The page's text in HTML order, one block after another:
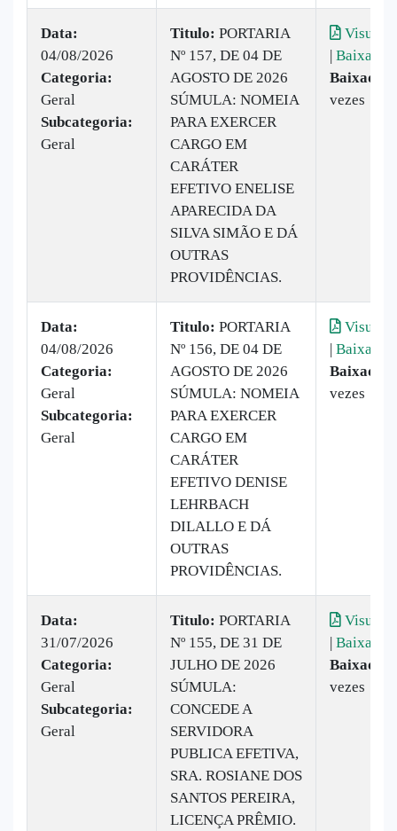
Data:
04/08/2026
Categoria:
Geral
Subcategoria:
Geral
Titulo: PORTARIA
Nº 157, DE 04 DE
AGOSTO DE 2026
SÚMULA: NOMEIA
PARA EXERCER
CARGO EM
CARÁTER
EFETIVO ENELISE
APARECIDA DA
SILVA SIMÃO E DÁ
OUTRAS
PROVIDÊNCIAS.
| Baixar
Baixado:
vezes
Data:
04/08/2026
Categoria:
Geral
Subcategoria:
Geral
Titulo: PORTARIA
Nº 156, DE 04 DE
AGOSTO DE 2026
SÚMULA: NOMEIA
PARA EXERCER
CARGO EM
CARÁTER
EFETIVO DENISE
LEHRBACH
DILALLO E DÁ
OUTRAS
PROVIDÊNCIAS.
| Baixar
Baixado:
vezes
Data:
31/07/2026
Categoria:
Geral
Subcategoria:
Geral
Titulo: PORTARIA
Nº 155, DE 31 DE
JULHO DE 2026
SÚMULA:
CONCEDE A
SERVIDORA
PUBLICA EFETIVA,
SRA. ROSIANE DOS
SANTOS PEREIRA,
LICENÇA PRÊMIO.
| Baixar
Baixado:
vezes